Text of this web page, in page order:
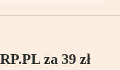
za 39 zł